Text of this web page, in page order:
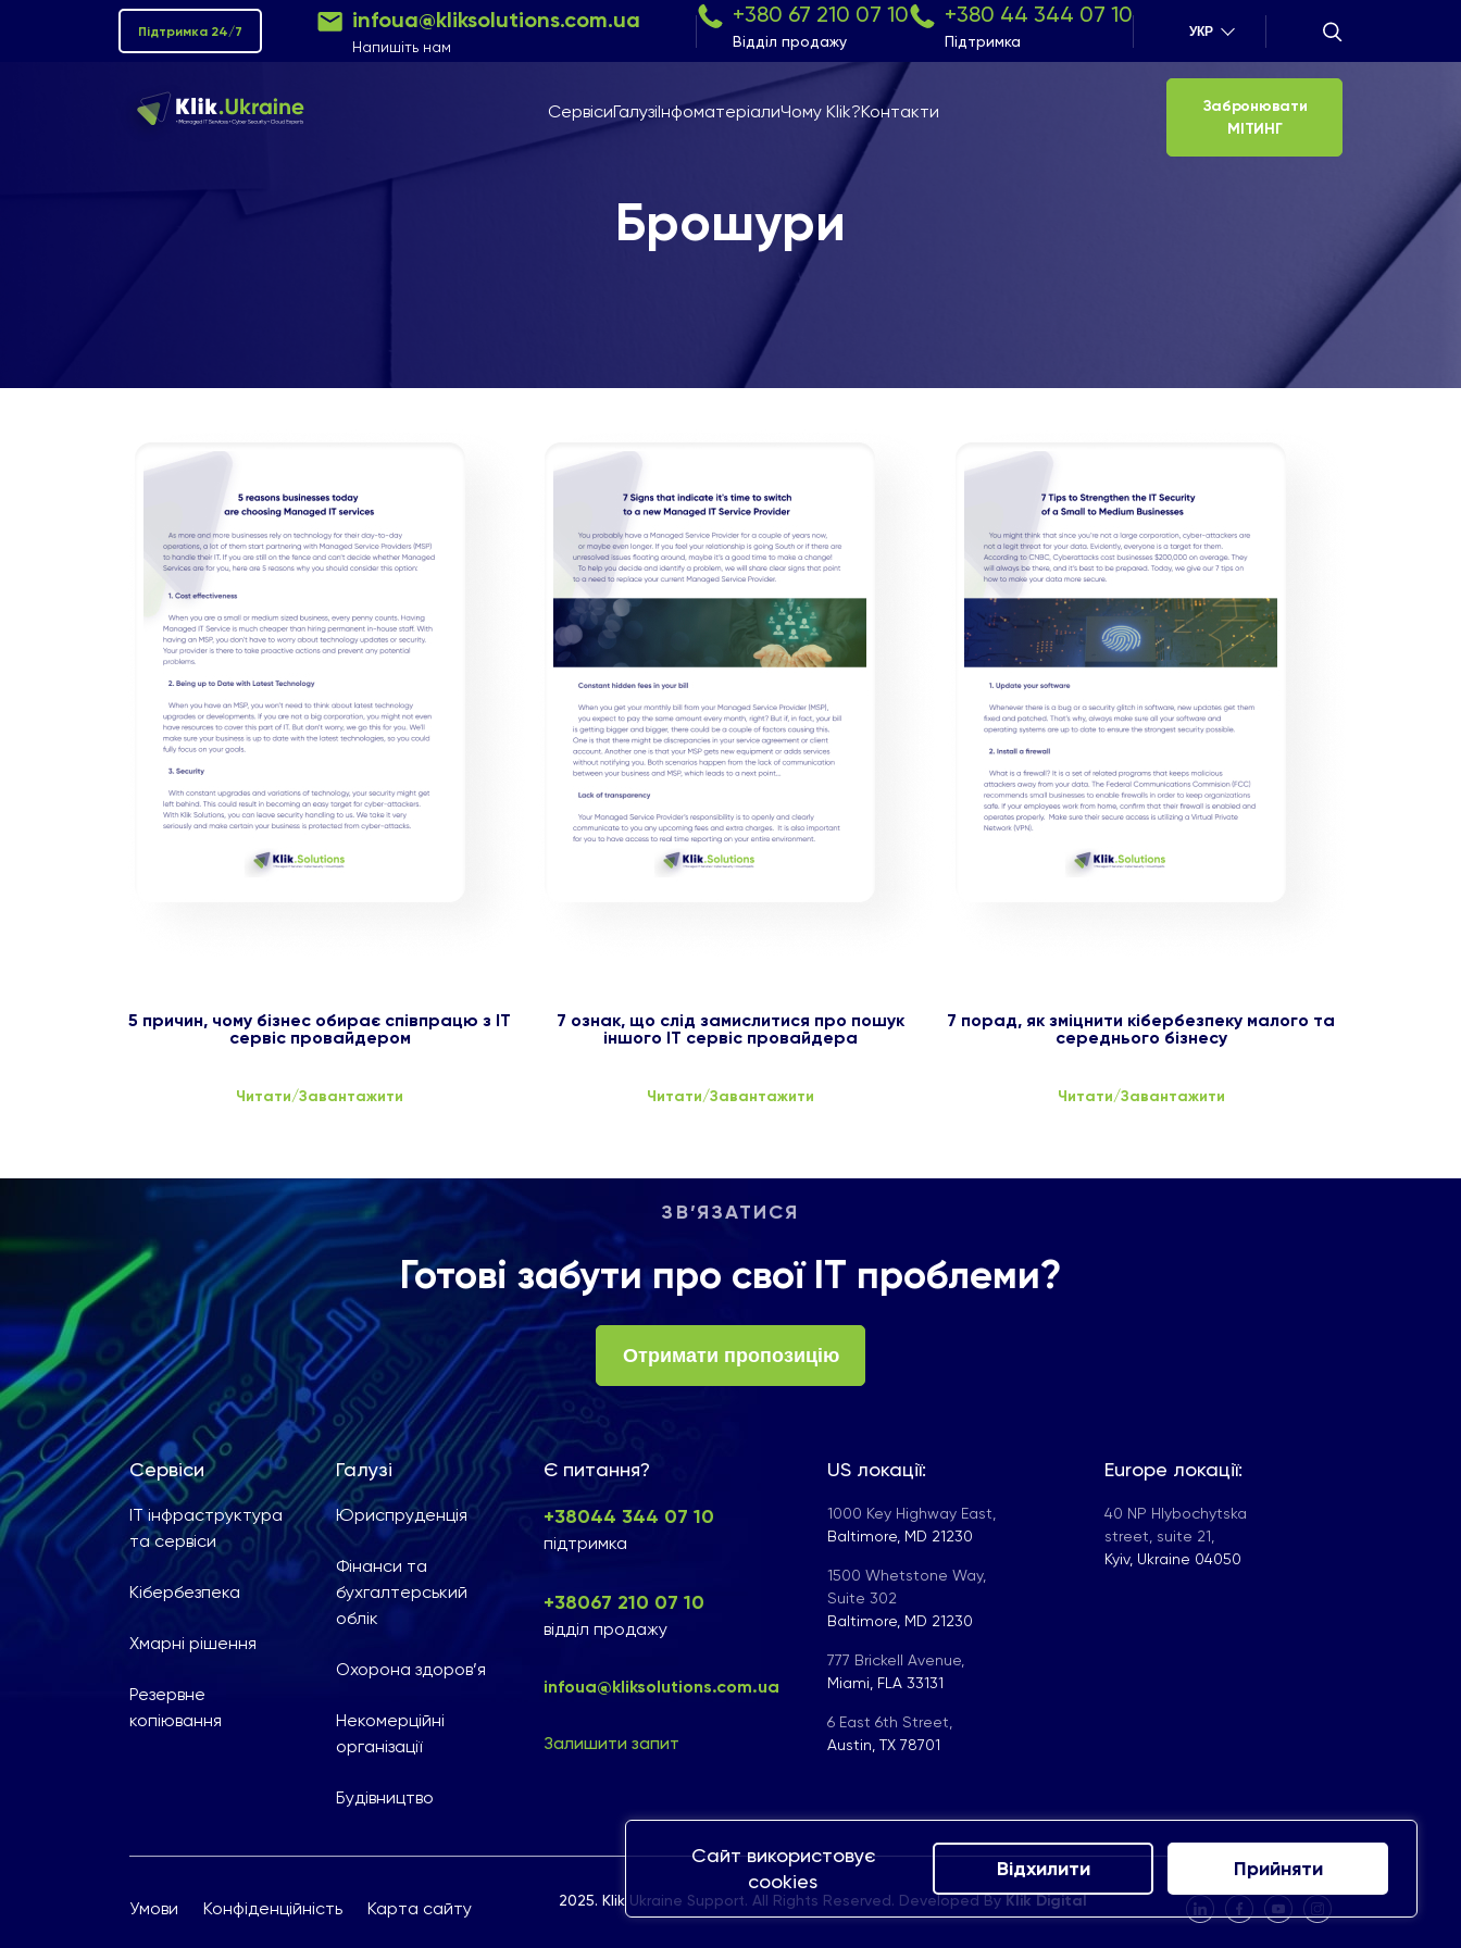
Сайт використовує
cookies
Відхилити Прийняти
Підтримка 24/7 infoua@kliksolutions.com.ua
Напишіть нам
+380 67 210 07 10
Відділ продажу
+380 44 344 07 10
Підтримка
УКР
СервісиГалузіІнфоматеріалиЧому Klik?Контакти
Забронювати
МІТИНГ
Брошури
5 причин, чому бізнес обирає співпрацю з ІТ
сервіс провайдером
Читати/Завантажити
7 ознак, що слід замислитися про пошук
іншого ІТ сервіс провайдера
Читати/Завантажити
7 порад, як зміцнити кібербезпеку малого та
середнього бізнесу
Читати/Завантажити
ЗВ’ЯЗАТИСЯ
Готові забути про свої ІТ проблеми?
Отримати пропозицію
Сервіси
ІТ інфраструктура
та сервіси
Кібербезпека
Хмарні рішення
Резервне
копіювання
Галузі
Юриспруденція
Фінанси та
бухгалтерський
облік
Охорона здоров’я
Некомерційні
організації
Будівництво
Є питання?
+38044 344 07 10
підтримка
+38067 210 07 10
відділ продажу
infoua@kliksolutions.com.ua
Залишити запит
US локації:
1000 Key Highway East,
Baltimore, MD 21230
1500 Whetstone Way,
Suite 302
Baltimore, MD 21230
777 Brickell Avenue,
Miami, FLA 33131
6 East 6th Street,
Austin, TX 78701
Europe локації:
40 NP Hlybochytska
street, suite 21,
Kyiv, Ukraine 04050
Умови Конфіденційність Карта сайту 2025. Klik Ukraine Support. All Rights Reserved. Developed ByKlik Digital